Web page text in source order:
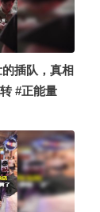
插队，真相
#正能量